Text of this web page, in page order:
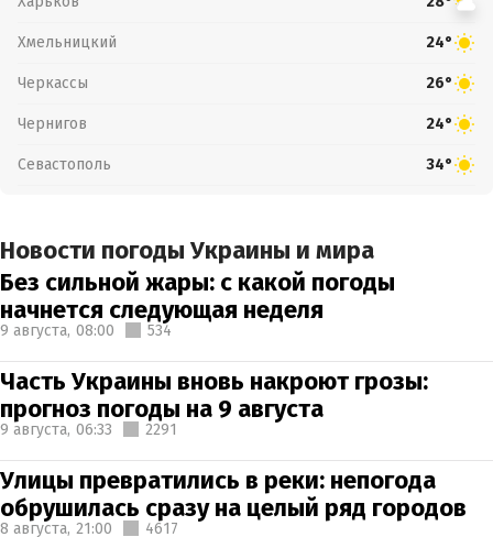
Хмельницкий 24°
Черкассы 26°
Чернигов 24°
Севастополь 34°
Новости погоды Украины и мира
Без сильной жары: с какой погоды
начнется следующая неделя
9 августа, 08:00 534
Часть Украины вновь накроют грозы:
прогноз погоды на 9 августа
9 августа, 06:33 2291
Улицы превратились в реки: непогода
обрушилась сразу на целый ряд городов
8 августа, 21:00 4617